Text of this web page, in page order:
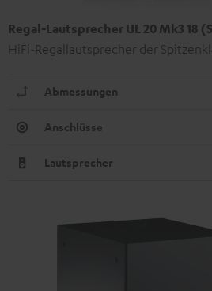
Regal-Lautsprecher UL 20 Mk3 18
HiFi-Regallautsprecher der
Abmessungen
Anschlüsse
Lautsprecher